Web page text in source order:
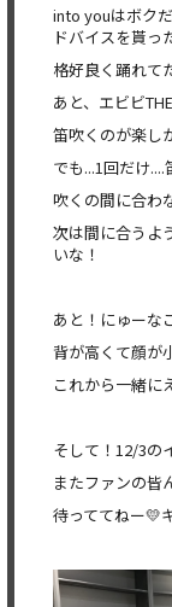
into youはボク
ドバイスを貰っ
格好良く踊れて
あと、エビビ
笛吹くのが楽し
でも...1回だけ
吹くの間に合わ
次は間に合うよ
いな！
あと！にゅーな
背が高くて顔が
これから一緒に
そして！12/3の
またファンの皆
待っててねー💛